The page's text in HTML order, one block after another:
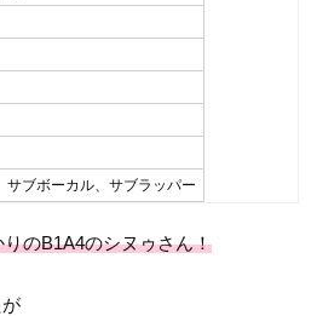
サブボーカル、サブラッパー
のB1A4のシヌゥさん！